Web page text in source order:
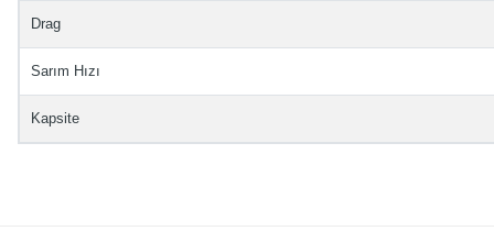
Drag
Sarım Hızı
Kapsite